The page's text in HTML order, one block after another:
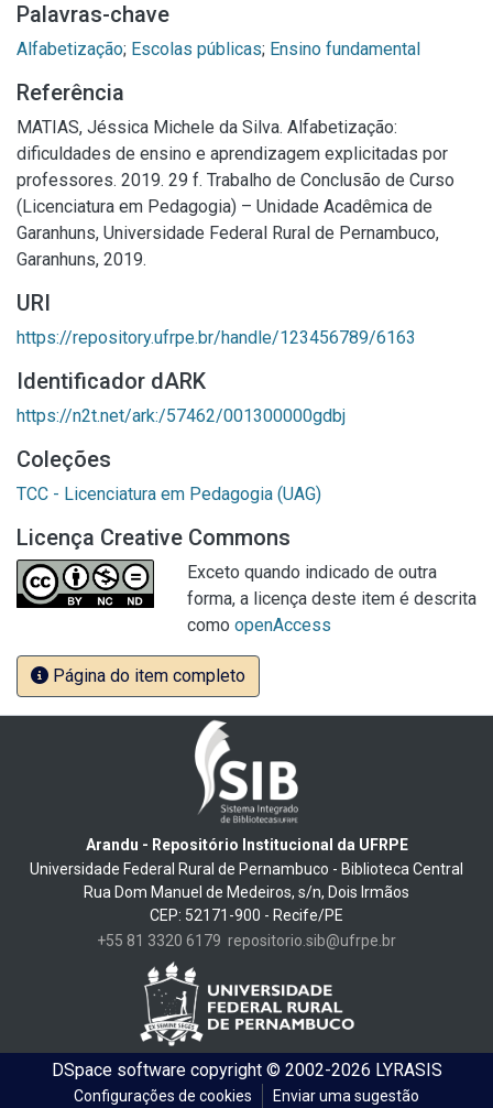
Palavras-chave
Alfabetização; Escolas públicas; Ensino fundamental
Referência
MATIAS, Jéssica Michele da Silva. Alfabetização:
dificuldades de ensino e aprendizagem explicitadas por
professores. 2019. 29 f. Trabalho de Conclusão de Curso
(Licenciatura em Pedagogia) – Unidade Acadêmica de
Garanhuns, Universidade Federal Rural de Pernambuco,
Garanhuns, 2019.
URI
https://repository.ufrpe.br/handle/123456789/6163
Identificador dARK
https://n2t.net/ark:/57462/001300000gdbj
Coleções
TCC - Licenciatura em Pedagogia (UAG)
Licença Creative Commons
Exceto quando indicado de outra
forma, a licença deste item é descrita
como openAccess
Página do item completo
Arandu - Repositório Institucional da UFRPE
Universidade Federal Rural de Pernambuco - Biblioteca Central
Rua Dom Manuel de Medeiros, s/n, Dois Irmãos
CEP: 52171-900 - Recife/PE
+55 81 3320 6179 repositorio.sib@ufrpe.br
DSpace softwarecopyright © 2002-2026 LYRASIS
Configurações de cookies Enviar uma sugestão